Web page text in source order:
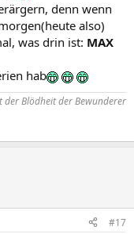
denn wenn
also)
was drin ist: MAX
hab
der Blödheit der Bewunderer
#17